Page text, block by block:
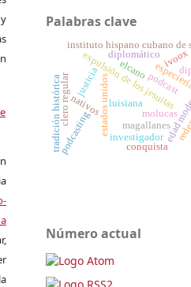
Palabras clave
expulsión de los jesuitas
molucas
podcast
estados unidos
nativos luisiana edad
clero regular
elcano ivoox
magallanes
instituto hispano cubano de
investigador
diplomático
podcasting
justicia
tradición histórica conquista
Número actual